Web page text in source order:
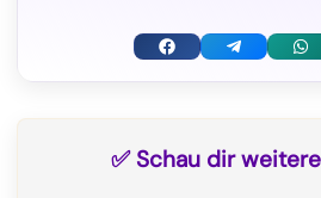
F
T
W
✅ Schau dir